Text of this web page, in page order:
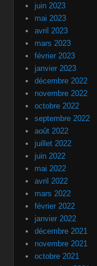
juin 2023
mai 2023
avril 2023
mars 2023
février 2023
janvier 2023
décembre 2022
novembre 2022
octobre 2022
septembre 2022
août 2022
juillet 2022
juin 2022
mai 2022
avril 2022
mars 2022
février 2022
janvier 2022
décembre 2021
novembre 2021
octobre 2021